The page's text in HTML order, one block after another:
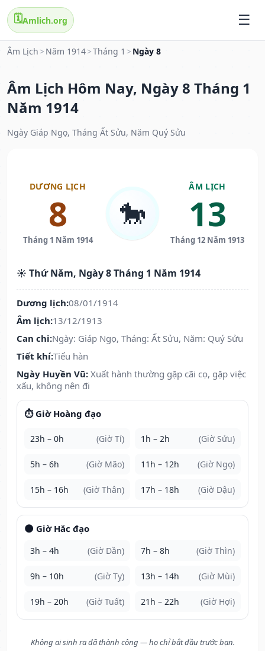
🗓️Amlich.org
Âm Lịch > Năm 1914>Tháng 1 > Ngày 8
Âm Lịch Hôm Nay, Ngày 8 Tháng 1
Năm 1914
Ngày Giáp Ngọ, Tháng Ất Sửu, Năm Quý Sửu
DƯƠNG LỊCH
8
Tháng 1 Năm 1914
🐎
ÂM LỊCH
13
Tháng 12 Năm 1913
☀️ Thứ Năm, Ngày 8 Tháng 1 Năm 1914
Dương lịch:08/01/1914
Âm lịch:13/12/1913
Can chi:Ngày: Giáp Ngọ, Tháng: Ất Sửu, Năm: Quý Sửu
Tiết khí:Tiểu hàn
Ngày Huyền Vũ: Xuất hành thường gặp cãi cọ, gặp việc
xấu, không nên đi
⏱️ Giờ Hoàng đạo
23h – 0h (Giờ Tí) 1h – 2h (Giờ Sửu)
5h – 6h (Giờ Mão) 11h – 12h (Giờ Ngọ)
15h – 16h (Giờ Thân) 17h – 18h (Giờ Dậu)
🌑 Giờ Hắc đạo
3h – 4h (Giờ Dần) 7h – 8h (Giờ Thìn)
9h – 10h (Giờ Tỵ) 13h – 14h (Giờ Mùi)
19h – 20h (Giờ Tuất) 21h – 22h (Giờ Hợi)
Không ai sinh ra đã thành công — họ chỉ bắt đầu trước bạn.